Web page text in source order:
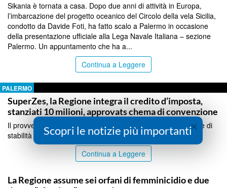
Sikania è tornata a casa. Dopo due anni di attività in Europa,
l’imbarcazione del progetto oceanico del Circolo della vela Sicilia,
condotto da Davide Foti, ha fatto scalo a Palermo in occasione
della presentazione ufficiale alla Lega Navale Italiana – sezione
Palermo. Un appuntamento che ha a...
Continua a Leggere
PALERMO
SuperZes, la Regione integra il credito d’imposta,
stanziati 10 milioni, approvats chema di convenzione
Il provvedimento dà attuazione alla norma inserita nella legge di
stabilità regionale 2026...
Continua a Leggere
La Regione assume sei orfani di femminicidio e due
×
Scopri le notizie più importanti